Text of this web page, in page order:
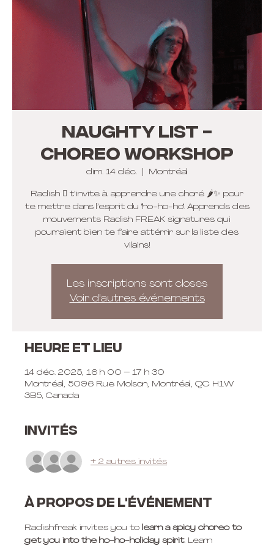
Naughty List -
Choreo Workshop
dim. 14 déc. Montréal
Radish 🫜 t’invite à apprendre une choré 🌶️✨ pour
te mettre dans l’esprit du "ho-ho-ho". Apprends des
mouvements Radish FREAK signatures qui
pourraient bien te faire attérrir sur la liste des
vilains!
Les inscriptions sont closes
Voir d'autres événements
Heure et lieu
14 déc. 2025, 16 h 00 – 17 h 30
Montréal, 5096 Rue Molson, Montréal, QC H1W
3B5, Canada
Invités
+ 2 autres invités
À propos de l'événement
Radishfreak invites you to learn a spicy choreo to
get you into the ho-ho-holiday spirit. Learn